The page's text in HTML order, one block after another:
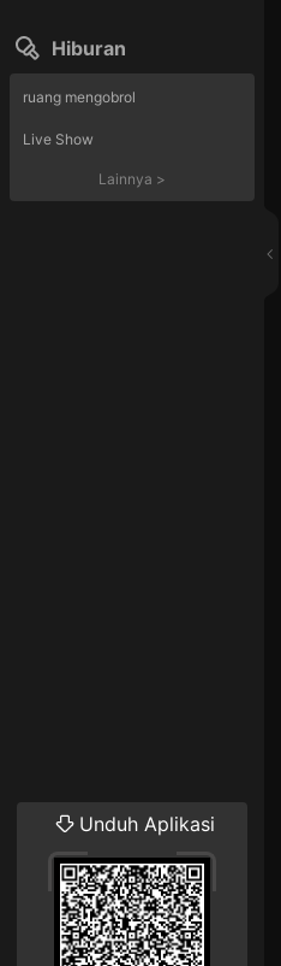
Hiburan
ruang mengobrol
Live Show
Lainnya >
Unduh Aplikasi